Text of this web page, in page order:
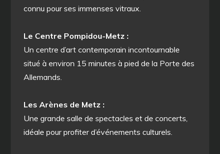
connu pour ses immenses vitraux.
Le Centre Pompidou-Metz :
Un centre d’art contemporain incontournable
situé à environ 15 minutes à pied de la Porte des
Allemands.
Les Arènes de Metz :
Une grande salle de spectacles et de concerts,
idéale pour profiter d’événements culturels.